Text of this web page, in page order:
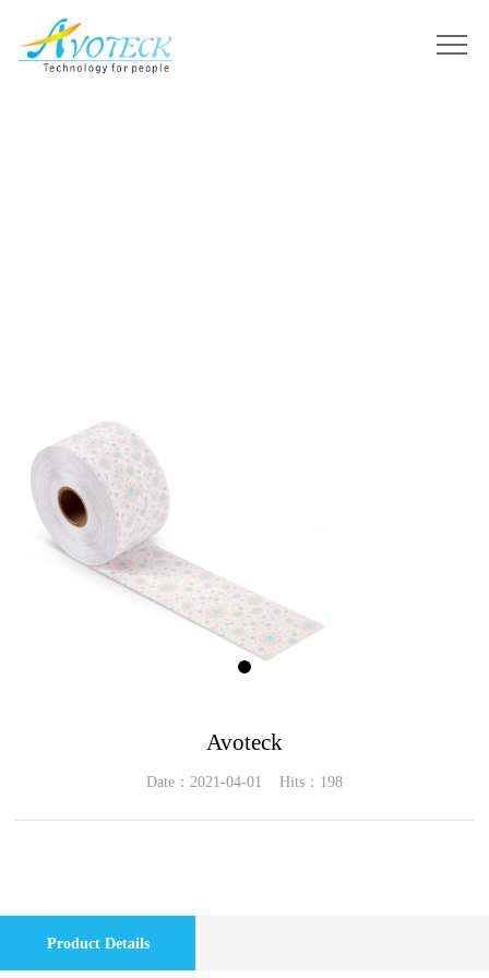
Avoteck
Date：2021-04-01 Hits：198
Product Details